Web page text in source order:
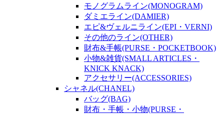
モノグラムライン(MONOGRAM)
ダミエライン(DAMIER)
エピ&ヴェルニライン(EPI・VERNI)
その他のライン(OTHER)
財布&手帳(PURSE・POCKETBOOK)
小物&雑貨(SMALL ARTICLES・
KNICK KNACK)
アクセサリー(ACCESSORIES)
シャネル(CHANEL)
バッグ(BAG)
財布・手帳・小物(PURSE・